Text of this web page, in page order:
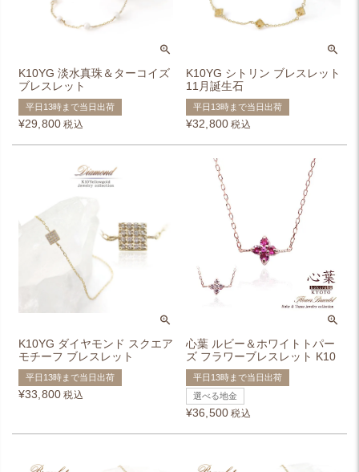
K10YG 淡水真珠＆ターコイズ
ブレスレット
平日13時まで当日出荷
¥29,800 税込
K10YG シトリン ブレスレット
11月誕生石
平日13時まで当日出荷
¥32,800 税込
K10YG ダイヤモンド スクエア
モチーフ ブレスレット
平日13時まで当日出荷
¥33,800 税込
心葉 ルビー＆ホワイトトパー
ズ フラワーブレスレット K10
平日13時まで当日出荷
選べる地金
¥36,500 税込